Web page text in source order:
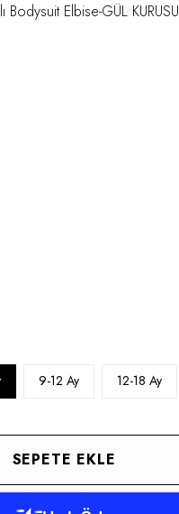
Bodysuit Elbise-GÜL KURUSU
9-12 Ay 12-18 Ay
SEPETE EKLE